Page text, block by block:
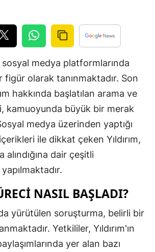
Çorum
Denizli
Diyarbakır
Edirne
Elazığ
Erzincan
Gaziantep
Giresun
sosyal medya platformlarında
olarak tanınmaktadır. Son
hakkında başlatılan arama ve
kamuoyunda büyük bir merak
medya üzerinden yaptığı
ile dikkat çeken Yıldırım,
alındığına dair çeşitli
NASIL BAŞLADI?
yürütülen soruşturma, belirli bir
Yetkililer, Yıldırım'ın
yer alan bazı